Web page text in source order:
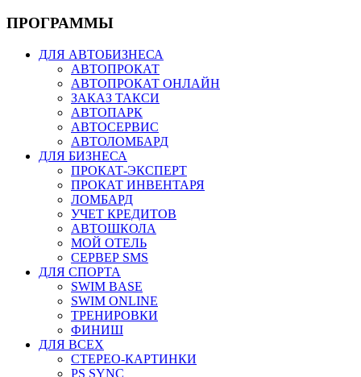
ПРОГРАММЫ
ДЛЯ АВТОБИЗНЕСА
АВТОПРОКАТ
АВТОПРОКАТ ОНЛАЙН
ЗАКАЗ ТАКСИ
АВТОПАРК
АВТОСЕРВИС
АВТОЛОМБАРД
ДЛЯ БИЗНЕСА
ПРОКАТ-ЭКСПЕРТ
ПРОКАТ ИНВЕНТАРЯ
ЛОМБАРД
УЧЕТ КРЕДИТОВ
АВТОШКОЛА
МОЙ ОТЕЛЬ
СЕРВЕР SMS
ДЛЯ СПОРТА
SWIM BASE
SWIM ONLINE
ТРЕНИРОВКИ
ФИНИШ
ДЛЯ ВСЕХ
СТЕРЕО-КАРТИНКИ
PS SYNC